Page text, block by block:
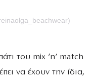
του mix ‘n’ match
να έχουν την ίδια,